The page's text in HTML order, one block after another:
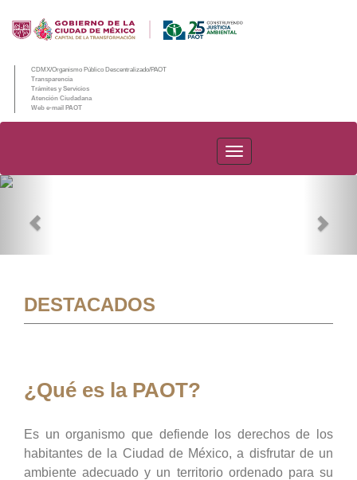
CDMX/Organismo Público Descentralizado/PAOT
Transparencia
Trámites y Servicios
Atención Ciudadana
Web e-mail PAOT
PAOT
DESTACADOS
¿Qué es la PAOT?
Es un organismo que defiende los derechos de los
habitantes de la Ciudad de México, a disfrutar de un
ambiente adecuado y un territorio ordenado para su